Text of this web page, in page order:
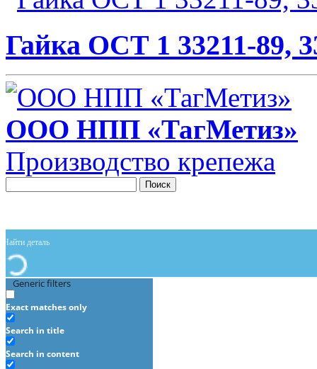
Гайка ОСТ 1 33211-89,
ООО НПП «ТагМетиз»
Производство крепежа
Поиск
Generic filters
Exact matches only
Search in title
Search in content